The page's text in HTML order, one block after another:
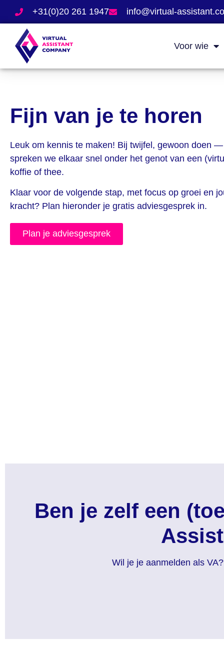
+31(0)20 261 1947 info@virtual-
Voor wie
Fijn van je te horen
Leuk om kennis te maken! Bij twijfel, gewoon doen
spreken we elkaar snel onder het genot van een
koffie of thee.
Klaar voor de volgende stap, met focus op groei en
kracht? Plan hieronder je gratis adviesgesprek in.
Plan je adviesgesprek
Ben je zelf een
Wil je je aanmelden als